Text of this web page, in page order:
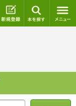
ログイン 新規登録